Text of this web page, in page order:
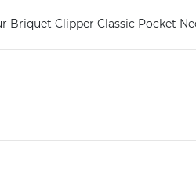
Briquet Clipper Classic Pocket